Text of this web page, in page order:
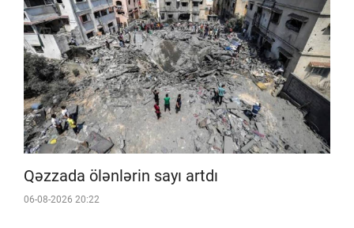
Qəzzada ölənlərin sayı artdı
06-08-2026 20:22